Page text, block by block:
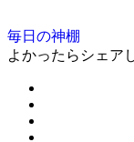
毎日の神棚
よかったらシェア